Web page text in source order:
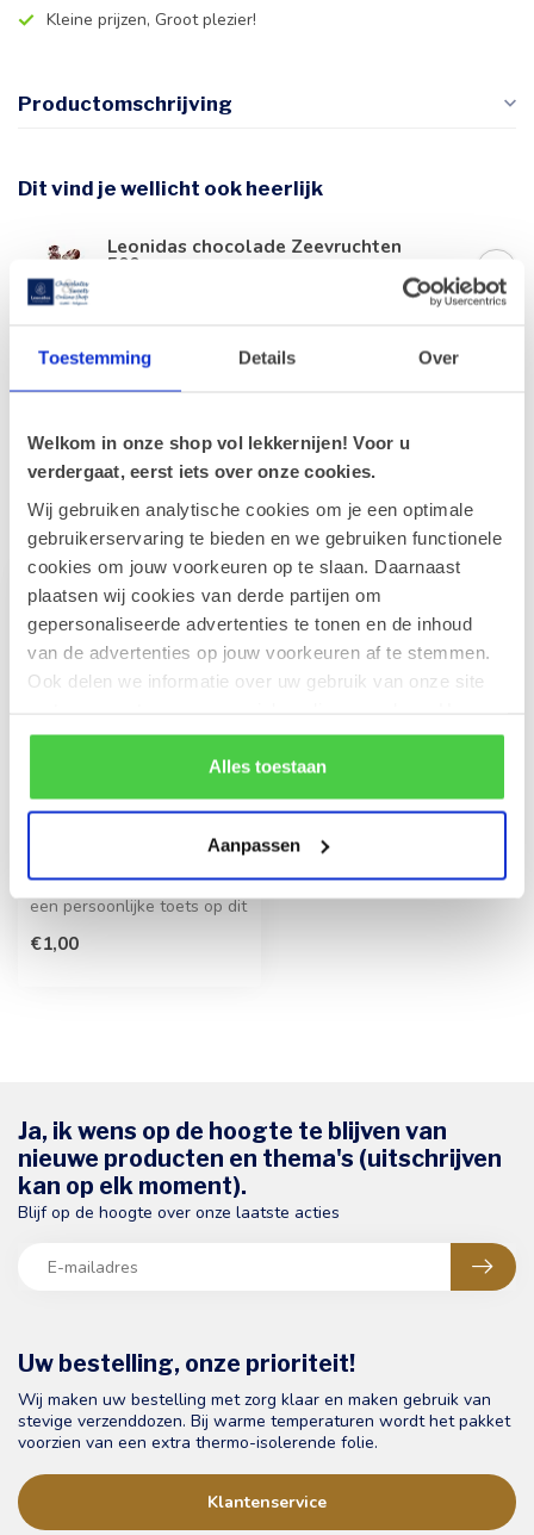
Toestemming Details Over
Welkom in onze shop vol lekkernijen! Voor u
verdergaat, eerst iets over onze cookies.
Wij gebruiken analytische cookies om je een optimale
gebruikerservaring te bieden en we gebruiken functionele
cookies om jouw voorkeuren op te slaan. Daarnaast
plaatsen wij cookies van derde partijen om
gepersonaliseerde advertenties te tonen en de inhoud
van de advertenties op jouw voorkeuren af te stemmen.
Ook delen we informatie over uw gebruik van onze site
rekening mee dat als je bepaalde cookies blokkeert, het
de correcte werking van de website kan verstoren.
Alles toestaan
Aanpassen
Kleine prijzen, Groot plezier!
Productomschrijving
Dit vind je wellicht ook heerlijk
Leonidas chocolade Zeevruchten
500g
Leonidas Pralines 500g
Op voorraad
Recent bekeken
Jouw boodschap zorgt voor
een persoonlijke toets op dit
€1,00
Uw bestelling, onze prioriteit!
Wij maken uw bestelling met zorg klaar en maken gebruik van
stevige verzenddozen. Bij warme temperaturen wordt het pakket
voorzien van een extra thermo-isolerende folie.
Klantenservice
Ja, ik wens op de hoogte te blijven van
nieuwe producten en thema's (uitschrijven
kan op elk moment).
Blijf op de hoogte over onze laatste acties